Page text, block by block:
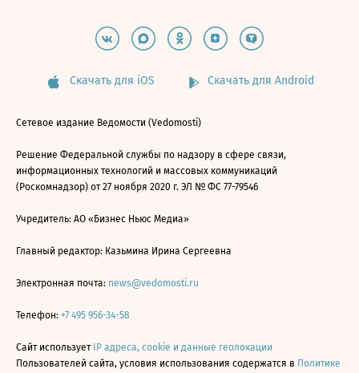
Скачать для iOS Скачать для Android
Сетевое издание Ведомости (Vedomosti)
Решение Федеральной службы по надзору в сфере связи,
информационных технологий и массовых коммуникаций
(Роскомнадзор) от 27 ноября 2020 г. ЭЛ № ФС 77-79546
Учредитель: АО «Бизнес Ньюс Медиа»
Главный редактор: Казьмина Ирина Сергеевна
Электронная почта: news@vedomosti.ru
Телефон: +7 495 956-34-58
Сайт использует IP адреса, cookie и данные геолокации
Пользователей сайта, условия использования содержатся в Политике